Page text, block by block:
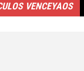
VENCEYAOS